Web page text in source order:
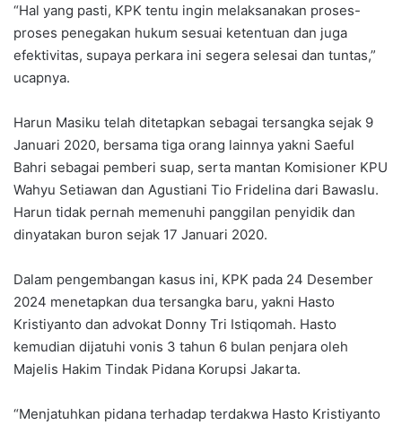
“Hal yang pasti, KPK tentu ingin melaksanakan proses-
proses penegakan hukum sesuai ketentuan dan juga
efektivitas, supaya perkara ini segera selesai dan tuntas,”
ucapnya.
Harun Masiku telah ditetapkan sebagai tersangka sejak 9
Januari 2020, bersama tiga orang lainnya yakni Saeful
Bahri sebagai pemberi suap, serta mantan Komisioner KPU
Wahyu Setiawan dan Agustiani Tio Fridelina dari Bawaslu.
Harun tidak pernah memenuhi panggilan penyidik dan
dinyatakan buron sejak 17 Januari 2020.
Dalam pengembangan kasus ini, KPK pada 24 Desember
2024 menetapkan dua tersangka baru, yakni Hasto
Kristiyanto dan advokat Donny Tri Istiqomah. Hasto
kemudian dijatuhi vonis 3 tahun 6 bulan penjara oleh
Majelis Hakim Tindak Pidana Korupsi Jakarta.
“Menjatuhkan pidana terhadap terdakwa Hasto Kristiyanto